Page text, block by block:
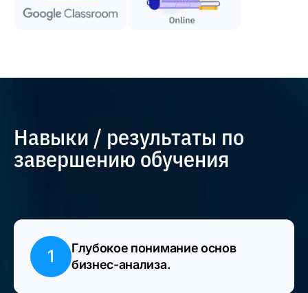
Навыки / результаты по
завершению обучения
1
Глубокое понимание основ
бизнес-анализа.